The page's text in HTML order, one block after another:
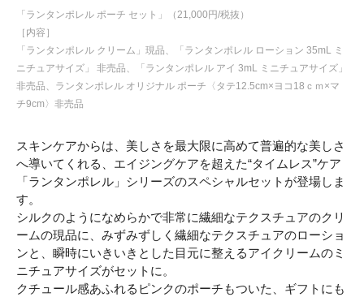
「ランタンポレル ポーチ セット」（21,000円/税抜）
［内容］
「ランタンポレル クリーム」現品、「ランタンポレル ローション 35mL ミ
ニチュアサイズ」 非売品、「ランタンポレル アイ 3mL ミニチュアサイズ」
非売品、ランタンポレル オリジナル ポーチ〈タテ12.5cm×ヨコ18ｃｍ×マ
チ9cm〉非売品
スキンケアからは、美しさを最大限に高めて普遍的な美しさ
へ導いてくれる、エイジングケアを超えた“タイムレス”ケア
「ランタンポレル」シリーズのスペシャルセットが登場しま
す。
シルクのようになめらかで非常に繊細なテクスチュアのクリ
ームの現品に、みずみずしく繊細なテクスチュアのローショ
ンと、瞬時にいきいきとした目元に整えるアイクリームのミ
ニチュアサイズがセットに。
クチュール感あふれるピンクのポーチもついた、ギフトにも